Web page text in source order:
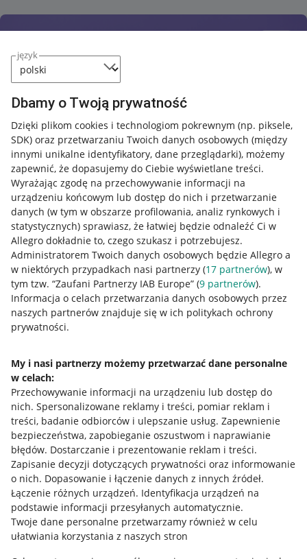
język
Dbamy o Twoją prywatność
Dzięki plikom cookies i technologiom pokrewnym (np. piksele,
SDK) oraz przetwarzaniu Twoich danych osobowych (między
innymi unikalne identyfikatory, dane przeglądarki), możemy
zapewnić, że dopasujemy do Ciebie wyświetlane treści.
Wyrażając zgodę na przechowywanie informacji na
urządzeniu końcowym lub dostęp do nich i przetwarzanie
danych (w tym w obszarze profilowania, analiz rynkowych i
statystycznych) sprawiasz, że łatwiej będzie odnaleźć Ci w
Allegro dokładnie to, czego szukasz i potrzebujesz.
Administratorem Twoich danych osobowych będzie Allegro a
w niektórych przypadkach nasi partnerzy (17 partnerów), w
tym tzw. “Zaufani Partnerzy IAB Europe” (9 partnerów).
Informacja o celach przetwarzania danych osobowych przez
naszych partnerów znajduje się w ich politykach ochrony
prywatności.
My i nasi partnerzy możemy przetwarzać dane personalne
w celach:
Przechowywanie informacji na urządzeniu lub dostęp do
nich. Spersonalizowane reklamy i treści, pomiar reklam i
treści, badanie odbiorców i ulepszanie usług. Zapewnienie
bezpieczeństwa, zapobieganie oszustwom i naprawianie
błędów. Dostarczanie i prezentowanie reklam i treści.
Zapisanie decyzji dotyczących prywatności oraz informowanie
o nich. Dopasowanie i łączenie danych z innych źródeł.
Łączenie różnych urządzeń. Identyfikacja urządzeń na
podstawie informacji przesyłanych automatycznie.
Twoje dane personalne przetwarzamy również w celu
ułatwiania korzystania z naszych stron
Przydatne informacje
Jak to działa
Allegro Gadane dla sprzedających
Allegro Gadane dla kupujących
Mapa miejscowości
Informacje prawne
Regulamin
Polityka plików "cookies"
Ustawienia plików "cookies"